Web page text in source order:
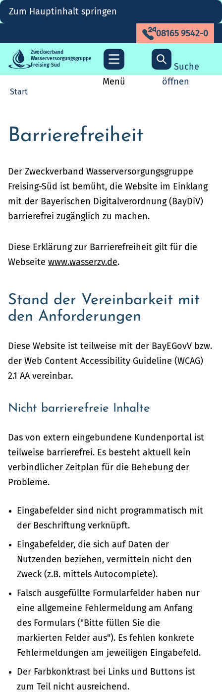
Zum Hauptinhalt springen
08165 9542-0
Zweckverband
Wasserversorgungsgruppe
Freising-Süd
Menü
Suche
öffnen
Start
Barrierefreiheit
Der Zweckverband Wasserversorgungsgruppe
Freising-Süd ist bemüht, die Website im Einklang
mit der Bayerischen Digitalverordnung (BayDiV)
barrierefrei zugänglich zu machen.
Diese Erklärung zur Barrierefreiheit gilt für die
Webseite www.wasserzv.de.
Stand der Vereinbarkeit mit
den Anforderungen
Diese Website ist teilweise mit der BayEGovV bzw.
der Web Content Accessibility Guideline (WCAG)
2.1 AA vereinbar.
Nicht barrierefreie Inhalte
Das von extern eingebundene Kundenportal ist
teilweise barrierefrei. Es besteht aktuell kein
verbindlicher Zeitplan für die Behebung der
Probleme.
Eingabefelder sind nicht programmatisch mit
der Beschriftung verknüpft.
Eingabefelder, die sich auf Daten der
Nutzenden beziehen, vermitteln nicht den
Zweck (z.B. mittels Autocomplete).
Falsch ausgefüllte Formularfelder haben nur
eine allgemeine Fehlermeldung am Anfang
des Formulars ("Bitte füllen Sie die
markierten Felder aus"). Es fehlen konkrete
Fehlermeldungen am jeweiligen Eingabefeld.
Der Farbkonktrast bei Links und Buttons ist
zum Teil nicht ausreichend.